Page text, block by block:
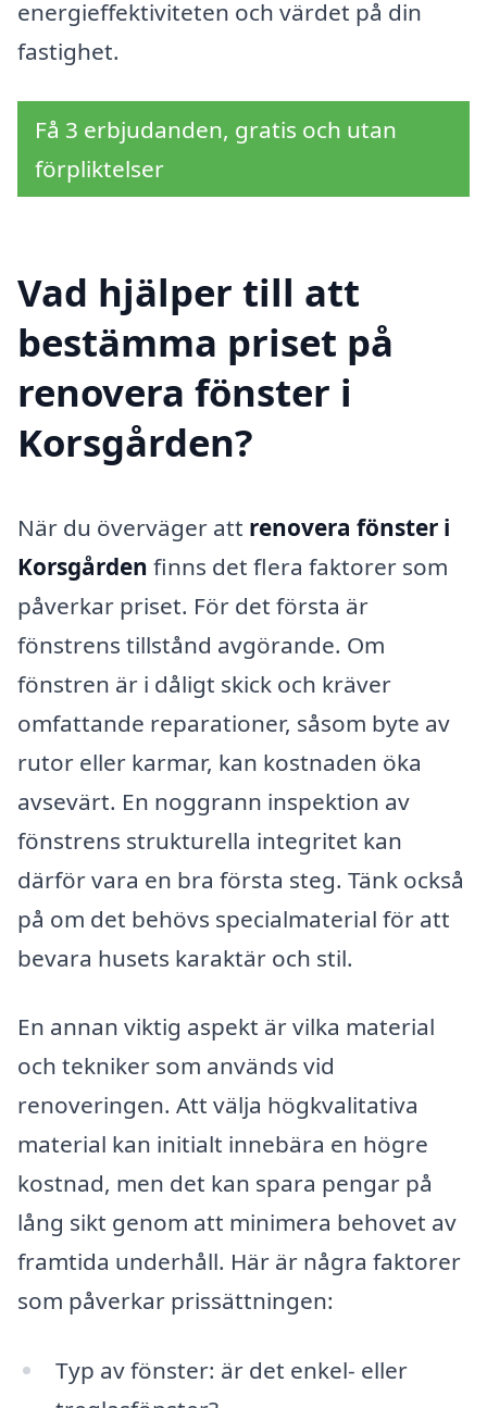
energieffektiviteten och värdet på din
fastighet.
Få 3 erbjudanden, gratis och utan
förpliktelser
Vad hjälper till att
bestämma priset på
renovera fönster i
Korsgården?
När du överväger att renovera fönster i
Korsgården finns det flera faktorer som
påverkar priset. För det första är
fönstrens tillstånd avgörande. Om
fönstren är i dåligt skick och kräver
omfattande reparationer, såsom byte av
rutor eller karmar, kan kostnaden öka
avsevärt. En noggrann inspektion av
fönstrens strukturella integritet kan
därför vara en bra första steg. Tänk också
på om det behövs specialmaterial för att
bevara husets karaktär och stil.
En annan viktig aspekt är vilka material
och tekniker som används vid
renoveringen. Att välja högkvalitativa
material kan initialt innebära en högre
kostnad, men det kan spara pengar på
lång sikt genom att minimera behovet av
framtida underhåll. Här är några faktorer
som påverkar prissättningen:
Typ av fönster: är det enkel- eller